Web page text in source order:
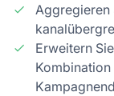
Erweitern